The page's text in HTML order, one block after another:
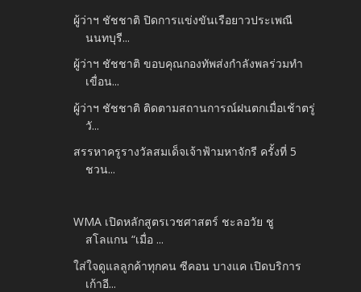
ผู้ว่าฯ ชัชชาติ ปิดการแข่งขันเรือยาวประเพณี
นนทบุรี...
ผู้ว่าฯ ชัชชาติ ขอบคุณกองทัพส่งกำลังพลร่วมทำ
เขื่อน...
ผู้ว่าฯ ชัชชาติ ติดตามสถานการณ์ฝนตกเมื่อเช้าตรู่
วั...
สรรหาครูรางวัลสมเด็จเจ้าฟ้ามหาจักรี ครั้งที่ 5
ชวน...
WMA เปิดหลักสูตรเวชศาสตร์ ชะลอวัย ชู
สโลแกน “เมื่อ ...
ใส่ใจดูแลลูกค้าทุกคน ซีคอน บางแค เปิดบริการ
เก้าอี...